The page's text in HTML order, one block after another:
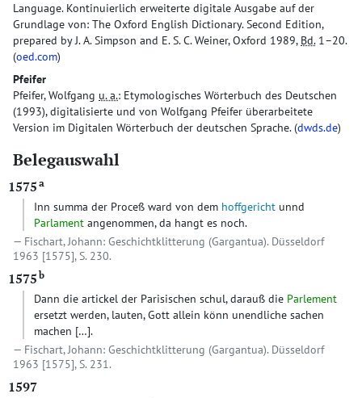
Language. Kontinuierlich erweiterte digitale Ausgabe auf der
Grundlage von: The Oxford English Dictionary. Second Edition,
prepared by J. A. Simpson and E. S. C. Weiner, Oxford 1989, Bd.1–20.
(oed.com)
Pfeifer
Pfeifer, Wolfgang u. a.: Etymologisches Wörterbuch des Deutschen
(1993), digitalisierte und von Wolfgang Pfeifer überarbeitete
Version im Digitalen Wörterbuch der deutschen Sprache. (dwds.de)
Belegauswahl
1575 a
Inn summa der Proceß ward von dem hoffgericht unnd
Parlament angenommen, da hangt es noch.
Fischart, Johann: Geschichtklitterung (Gargantua). Düsseldorf
1963 [1575], S. 230.
1575 b
Dann die artickel der Parisischen schul, darauß die Parlement
ersetzt werden, lauten, Gott allein könn unendliche sachen
machen […].
Fischart, Johann: Geschichtklitterung (Gargantua). Düsseldorf
1963 [1575], S. 231.
1597